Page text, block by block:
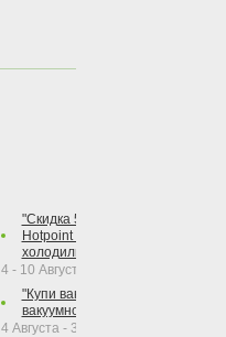
"Скидка 50% на варочную
Hotpoint при покупке духового
холодильника Hotpoint!"
4 - 10 Августа 2026
"Купи вакуумный упаковщик +
вакуумного упаковщика =
4 Августа - 30 Сентября 2026